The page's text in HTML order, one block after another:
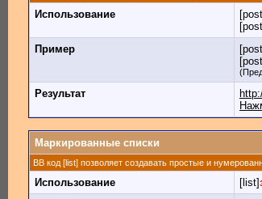
Использование
Пример
Результат
Маркированные списки
BB код [list] позволяет создавать простые и
Использование [list]